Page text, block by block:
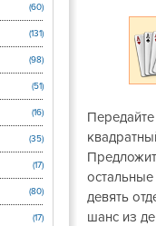
(60)
(131)
(98)
(51)
(16)
(35)
(17)
(80)
(17)
девять
шанс из